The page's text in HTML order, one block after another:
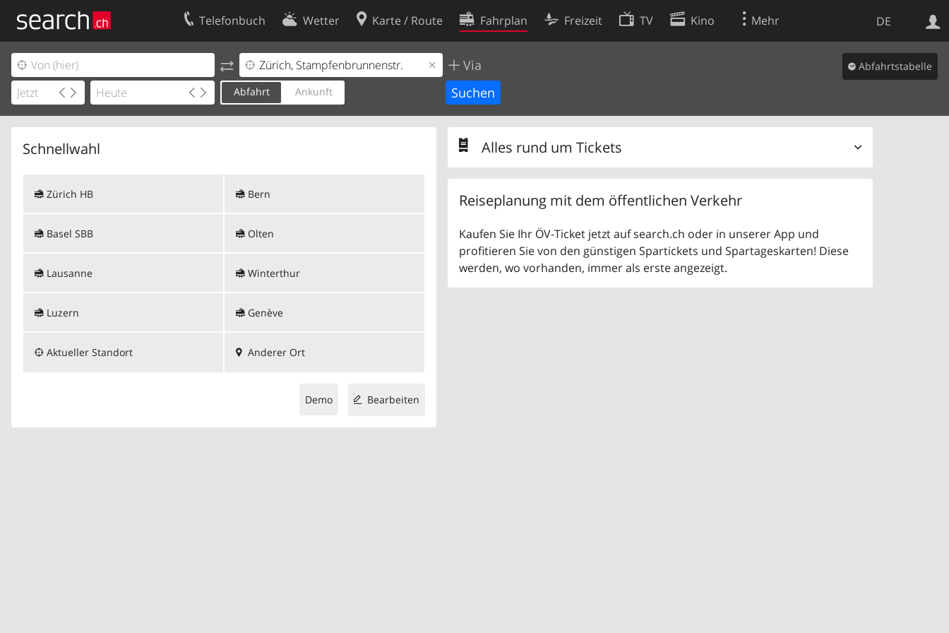
DE
Telefonbuch Wetter Karte / Route Fahrplan Freizeit TV Kino Mehr
Via
Abfahrt Ankunft
Abfahrtstabelle
Schnellwahl
Zürich HB
Basel SBB
Lausanne
Luzern
Bern
Olten
Winterthur
Genève
Aktueller Standort Anderer Ort
Bearbeiten
Demo
Alles rund um Tickets
Reiseplanung mit dem öffentlichen Verkehr
Kaufen Sie Ihr ÖV-Ticket jetzt auf search.ch oder in unserer App und
profitieren Sie von den günstigen Spartickets und Spartageskarten! Diese
werden, wo vorhanden, immer als erste angezeigt.
Ihr Eintrag
Kundencenter Geschäftskunden
Kontakt
Nutzungsbedingungen
Cookie-Einstellungen